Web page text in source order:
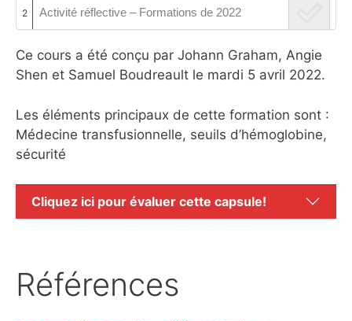
2 Activité réflective – Formations de 2022
Ce cours a été conçu par Johann Graham, Angie
Shen et Samuel Boudreault le mardi 5 avril 2022.
Les éléments principaux de cette formation sont :
Médecine transfusionnelle, seuils d’hémoglobine,
sécurité
Cliquez ici pour évaluer cette capsule!
Références